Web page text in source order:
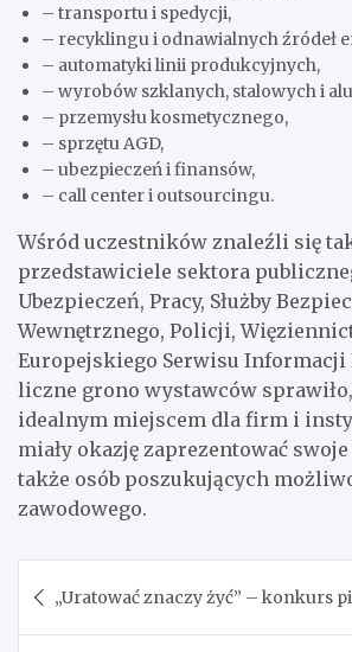
– transportu i spedycji,
– recyklingu i odnawialnych źródeł
– automatyki linii produkcyjnych,
– wyrobów szklanych, stalowych i
– przemysłu kosmetycznego,
– sprzętu AGD,
– ubezpieczeń i finansów,
– call center i outsourcingu.
Wśród uczestników znaleźli się
przedstawiciele sektora
Ubezpieczeń, Pracy, Służby
Wewnętrznego, Policji,
Europejskiego Serwisu Informacji
liczne grono wystawców
idealnym miejscem dla firm i
miały okazję zaprezentować
także osób poszukujących
zawodowego.
wpisu
„Uratować znaczy żyć” – konkurs